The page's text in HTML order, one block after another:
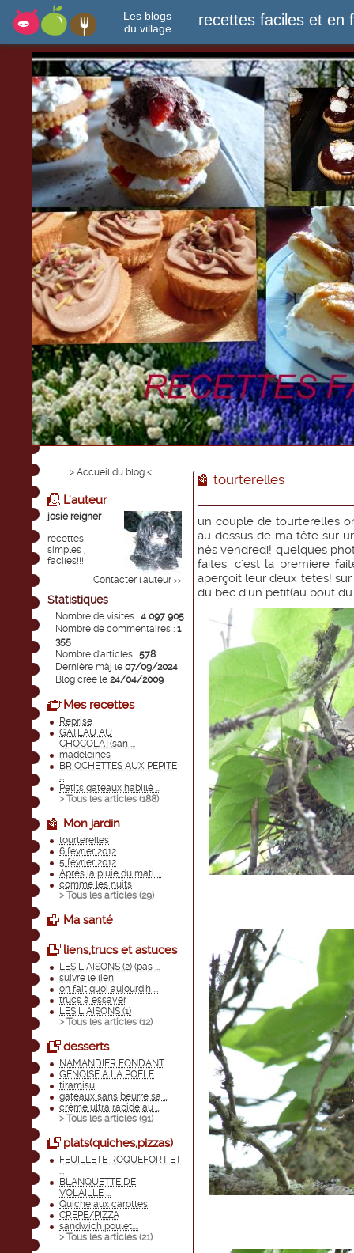
Les blogs
du village
recettes faciles et en
> Accueil du blog <
L'auteur
josie reigner
recettes
simples ,
faciles!!!
Contacter l'auteur >>
Statistiques
Nombre de visites : 4 097 905
Nombre de commentaires : 1
355
Nombre d'articles : 578
Dernière màj le 07/09/2024
Blog créé le 24/04/2009
Mes recettes
Reprise
GATEAU AU
CHOCOLAT(san ...
madeleines
BRIOCHETTES AUX PEPITE
...
Petits gateaux habillé ...
> Tous les articles (188)
Mon jardin
tourterelles
6 fevrier 2012
5 février 2012
Aprés la pluie du mati ...
comme les nuits
> Tous les articles (29)
Ma santé
liens,trucs et astuces
LES LIAISONS (2) (pas ...
suivre le lien
on fait quoi aujourd'h ...
trucs à essayer
LES LIAISONS (1)
> Tous les articles (12)
desserts
NAMANDIER FONDANT
GÉNOISE À LA POÊLE
tiramisu
gateaux sans beurre sa ...
créme ultra rapide au ...
> Tous les articles (91)
plats(quiches,pizzas)
FEUILLETE ROQUEFORT ET
...
BLANQUETTE DE
VOLAILLE ...
Quiche aux carottes
CREPE/PIZZA
sandwich poulet....
> Tous les articles (21)
tourterelles
un couple de tourterelles
au dessus de ma tête sur
nés vendredi! quelques
faites, c'est la premiere
aperçoit leur deux tetes!
du bec d'un petit(au bout